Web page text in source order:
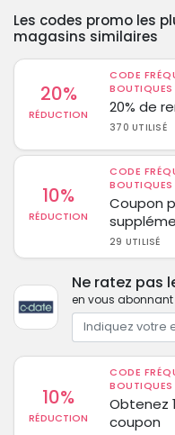
Les codes promo les
magasins similaires
20%
RÉDUCTION
CODE
BOUTIQUES
20% de
370 UTILISÉ
10%
RÉDUCTION
CODE
BOUTIQUES
Coupon
29 UTILISÉ
Ne ratez pas
en vous abonnant
10%
RÉDUCTION
CODE
BOUTIQUES
Obtenez
coupon